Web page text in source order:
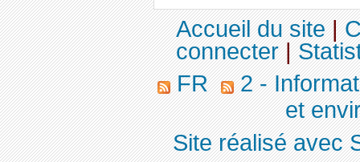
Accueil du site|
connecter|
FR
2 -
et
Site réalisé avec